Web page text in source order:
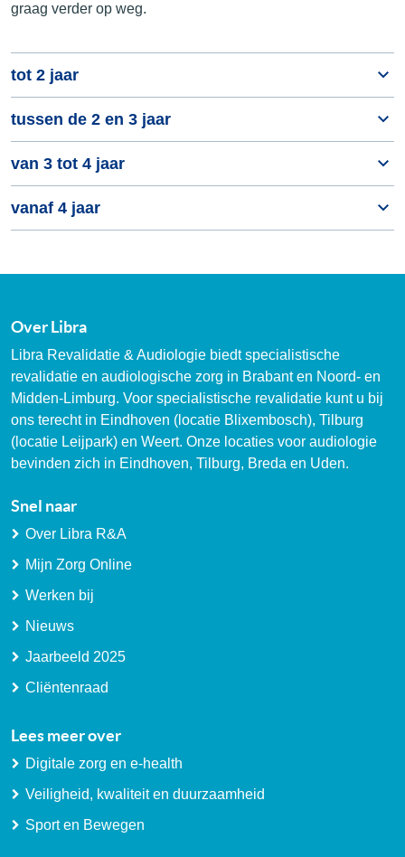
graag verder op weg.
tot 2 jaar
tussen de 2 en 3 jaar
van 3 tot 4 jaar
vanaf 4 jaar
Over Libra
Libra Revalidatie & Audiologie biedt specialistische
revalidatie en audiologische zorg in Brabant en Noord- en
Midden-Limburg. Voor specialistische revalidatie kunt u bij
ons terecht in Eindhoven (locatie Blixembosch), Tilburg
(locatie Leijpark) en Weert. Onze locaties voor audiologie
bevinden zich in Eindhoven, Tilburg, Breda en Uden.
Snel naar
Over Libra R&A
Mijn Zorg Online
Werken bij
Nieuws
Jaarbeeld 2025
Cliëntenraad
Lees meer over
Digitale zorg en e-health
Veiligheid, kwaliteit en duurzaamheid
Sport en Bewegen